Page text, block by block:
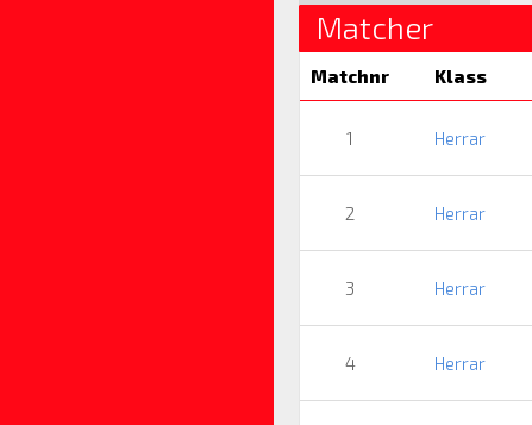
Matcher
Matchnr Klass
1 Herrar
2 Herrar
3 Herrar
4 Herrar